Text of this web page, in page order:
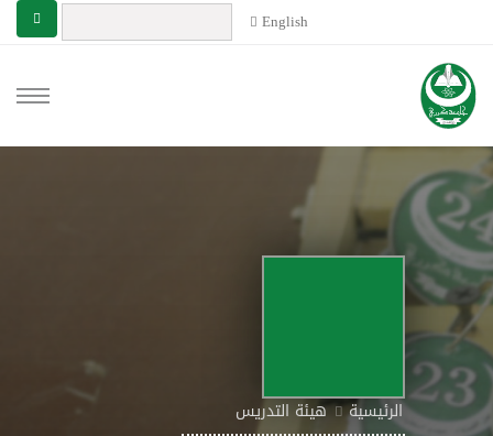
English
الرئيسية هيئة التدريس